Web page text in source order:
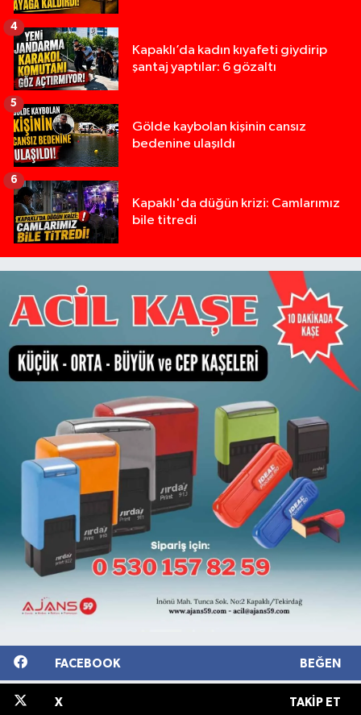
Kapaklı’da kadın kıyafeti giydirip
şantaj yaptılar: 6 gözaltı
4
Gölde kaybolan kişinin cansız
bedenine ulaşıldı
5
Kapaklı'da düğün krizi: Camlarımız
bile titredi
6
FACEBOOK BEĞEN
X TAKIP ET